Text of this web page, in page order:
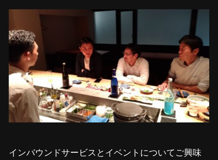
インバウンドサービスとイベントについてご興味